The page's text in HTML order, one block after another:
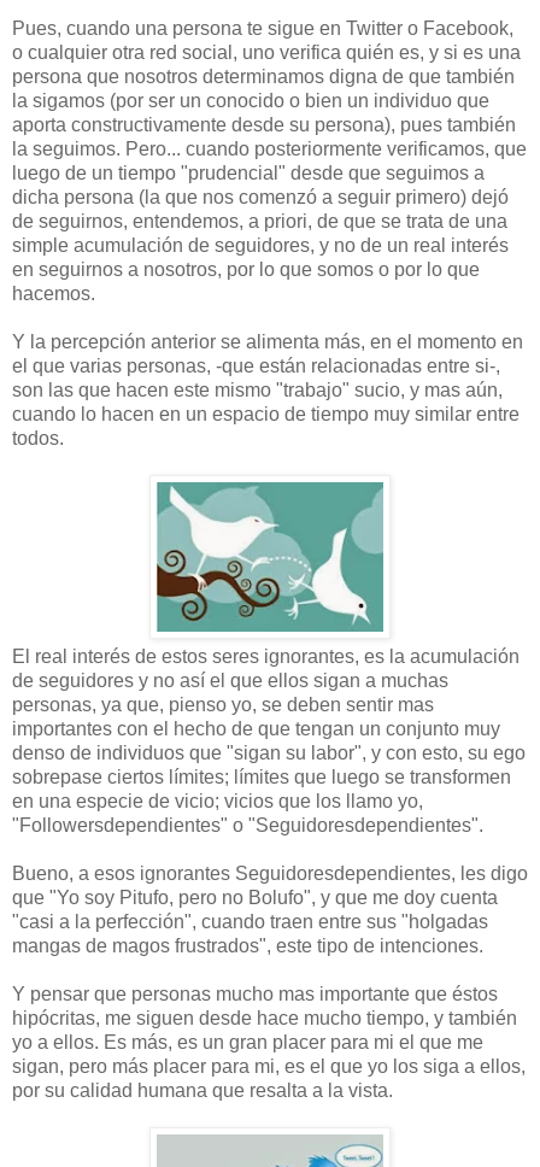
Pues, cuando una persona te sigue en Twitter o Facebook,
o cualquier otra red social, uno verifica quién es, y si es una
persona que nosotros determinamos digna de que también
la sigamos (por ser un conocido o bien un individuo que
aporta constructivamente desde su persona), pues también
la seguimos. Pero... cuando posteriormente verificamos, que
luego de un tiempo "prudencial" desde que seguimos a
dicha persona (la que nos comenzó a seguir primero) dejó
de seguirnos, entendemos, a priori, de que se trata de una
simple acumulación de seguidores, y no de un real interés
en seguirnos a nosotros, por lo que somos o por lo que
hacemos.
Y la percepción anterior se alimenta más, en el momento en
el que varias personas, -que están relacionadas entre si-,
son las que hacen este mismo "trabajo" sucio, y mas aún,
cuando lo hacen en un espacio de tiempo muy similar entre
todos.
El real interés de estos seres ignorantes, es la acumulación
de seguidores y no así el que ellos sigan a muchas
personas, ya que, pienso yo, se deben sentir mas
importantes con el hecho de que tengan un conjunto muy
denso de individuos que "sigan su labor", y con esto, su ego
sobrepase ciertos límites; límites que luego se transformen
en una especie de vicio; vicios que los llamo yo,
"Followersdependientes" o "Seguidoresdependientes".
Bueno, a esos ignorantes Seguidoresdependientes, les digo
que "Yo soy Pitufo, pero no Bolufo", y que me doy cuenta
"casi a la perfección", cuando traen entre sus "holgadas
mangas de magos frustrados", este tipo de intenciones.
Y pensar que personas mucho mas importante que éstos
hipócritas, me siguen desde hace mucho tiempo, y también
yo a ellos. Es más, es un gran placer para mi el que me
sigan, pero más placer para mi, es el que yo los siga a ellos,
por su calidad humana que resalta a la vista.